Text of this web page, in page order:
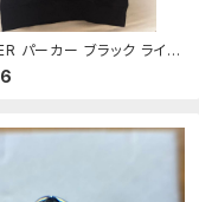
パーカー ブラック ライン